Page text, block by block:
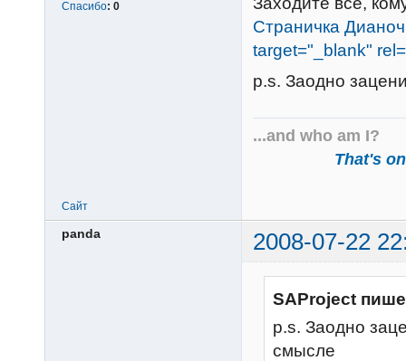
Спасибо: 0
Страничка
target="_blank"
p.s. Заодно
...and who am I?
That's
Сайт
panda 2008-07-22
SAProject
p.s. Заодно
смысле